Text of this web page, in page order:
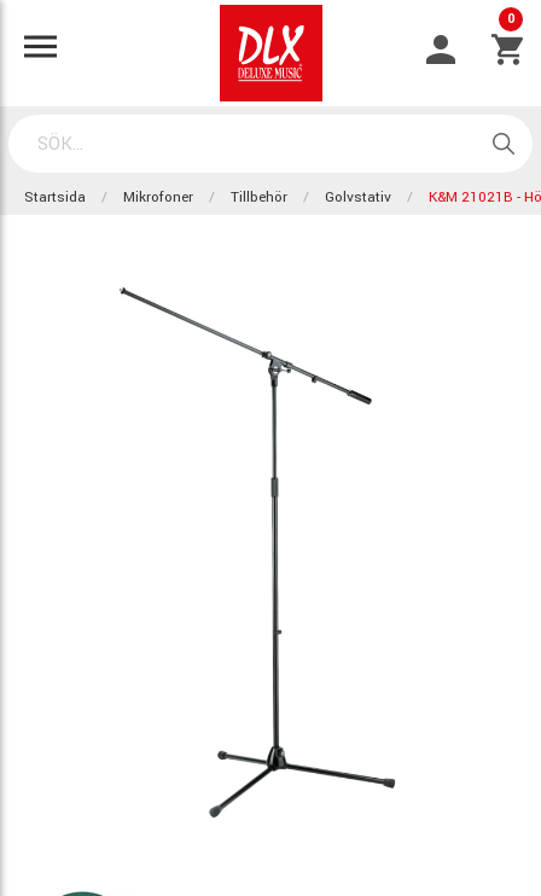
0
Startsida Mikrofoner Tillbehör Golvstativ K&M 21021B -